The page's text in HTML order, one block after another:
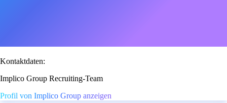
Kontaktdaten:
Implico Group Recruiting-Team
Profil von Implico Group anzeigen